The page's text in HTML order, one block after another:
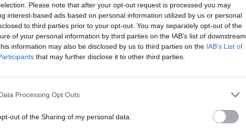
Please note that after your opt-out request is processed you may
interest-based ads based on personal information utilized by us or personal
to third parties prior to your opt-out. You may separately opt-out of the
of your personal information by third parties on the IAB’s list of downstream
information may also be disclosed by us to third parties on the IAB’s List of
that may further disclose it to other third parties.
Processing Opt Outs
out of the Sharing of my personal data.